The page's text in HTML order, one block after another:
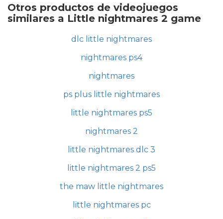
Otros productos de videojuegos
similares a Little nightmares 2 game
dlc little nightmares
nightmares ps4
nightmares
ps plus little nightmares
little nightmares ps5
nightmares 2
little nightmares dlc 3
little nightmares 2 ps5
the maw little nightmares
little nightmares pc